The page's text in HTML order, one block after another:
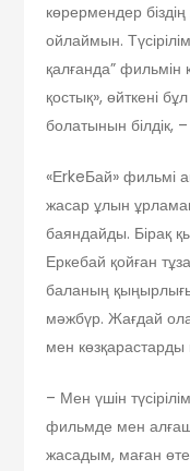
көрермендер
ойлаймын.
қалғанда” фильмін
қостық», өйткені
болатынын білдік,
«ЕrkeБай» фильмі
жасар ұлын
баяндайды. Бірақ
Еркебай қойған
баланың
мәжбүр. Жағдай
мен көзқарастарды
– Мен үшін
фильмде мен
жасадым, маған